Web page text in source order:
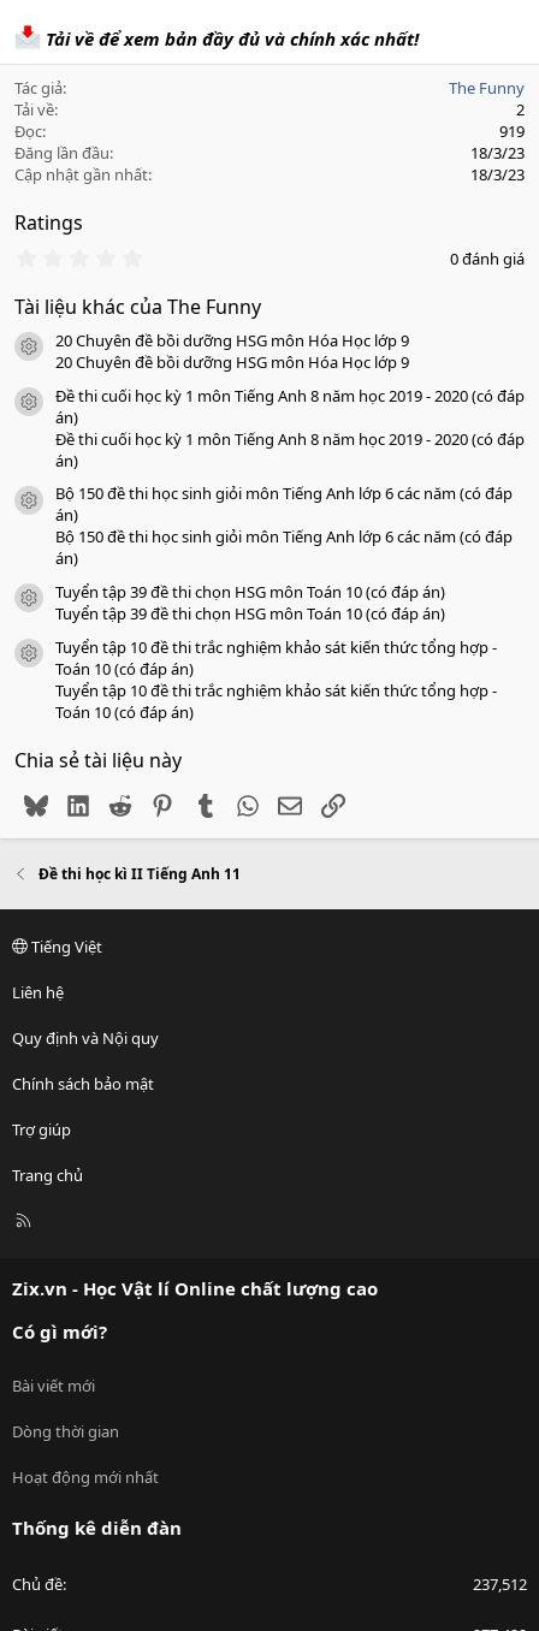
Tải về để xem bản đầy đủ và chính xác nhất!
Tác giả
The Funny
Tải về
2
Đọc
919
Đăng lần đầu
18/3/23
Cập nhật gần nhất
18/3/23
Ratings
0
0
s
a
o
0 đánh giá
Tài liệu khác của The Funny
icon tài liệu
20 Chuyên đề bồi dưỡng HSG môn Hóa Học lớp 9
20 Chuyên đề bồi dưỡng HSG môn Hóa Học lớp 9
icon tài liệu
Đề thi cuối học kỳ 1 môn Tiếng Anh 8 năm học 2019 - 2020 (có đáp
án)
Đề thi cuối học kỳ 1 môn Tiếng Anh 8 năm học 2019 - 2020 (có đáp
án)
icon tài liệu
Bộ 150 đề thi học sinh giỏi môn Tiếng Anh lớp 6 các năm (có đáp
án)
Bộ 150 đề thi học sinh giỏi môn Tiếng Anh lớp 6 các năm (có đáp
án)
icon tài liệu
Tuyển tập 39 đề thi chọn HSG môn Toán 10 (có đáp án)
Tuyển tập 39 đề thi chọn HSG môn Toán 10 (có đáp án)
icon tài liệu
Tuyển tập 10 đề thi trắc nghiệm khảo sát kiến thức tổng hợp -
Toán 10 (có đáp án)
Tuyển tập 10 đề thi trắc nghiệm khảo sát kiến thức tổng hợp -
Toán 10 (có đáp án)
Chia sẻ tài liệu này
BlueskyLinkedIn
Reddit PinterestTumblr WhatsApp
EmailLink
Đề thi học kì II Tiếng Anh 11
Tiếng Việt
Liên hệ
Quy định và Nội quy
Chính sách bảo mật
Trợ giúp
Trang chủ
R
Zix.vn - Học Vật lí Online chất lượng cao
Có gì mới?
Bài viết mới
Dòng thời gian
Hoạt động mới nhất
Thống kê diễn đàn
Chủ đề 237,512